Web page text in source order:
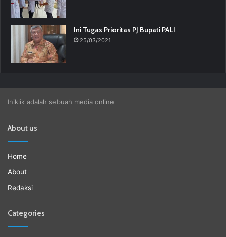
Ini Tugas Prioritas PJ Bupati PALI
25/03/2021
Iniklik adalah sebuah media online
About us
Home
About
Redaksi
Categories